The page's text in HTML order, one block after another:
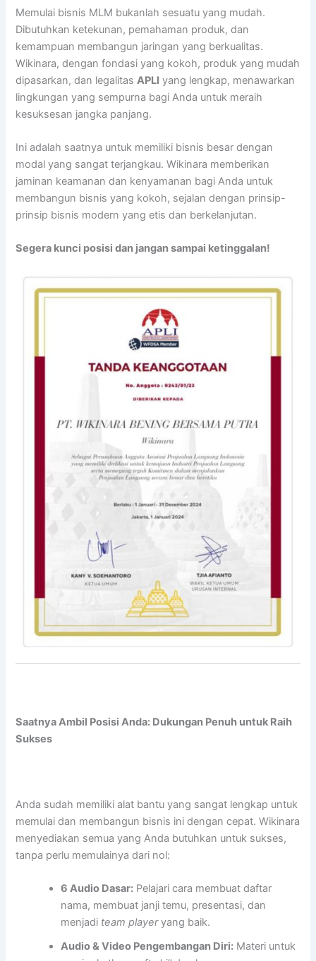
Memulai bisnis MLM bukanlah sesuatu yang mudah.
Dibutuhkan ketekunan, pemahaman produk, dan
kemampuan membangun jaringan yang berkualitas.
Wikinara, dengan fondasi yang kokoh, produk yang mudah
dipasarkan, dan legalitas APLI yang lengkap, menawarkan
lingkungan yang sempurna bagi Anda untuk meraih
kesuksesan jangka panjang.
Ini adalah saatnya untuk memiliki bisnis besar dengan
modal yang sangat terjangkau. Wikinara memberikan
jaminan keamanan dan kenyamanan bagi Anda untuk
membangun bisnis yang kokoh, sejalan dengan prinsip-
prinsip bisnis modern yang etis dan berkelanjutan.
Segera kunci posisi dan jangan sampai ketinggalan!
Saatnya Ambil Posisi Anda: Dukungan Penuh untuk Raih
Sukses
Anda sudah memiliki alat bantu yang sangat lengkap untuk
memulai dan membangun bisnis ini dengan cepat. Wikinara
menyediakan semua yang Anda butuhkan untuk sukses,
tanpa perlu memulainya dari nol:
6 Audio Dasar: Pelajari cara membuat daftar
nama, membuat janji temu, presentasi, dan
menjadi team playeryang baik.
Audio & Video Pengembangan Diri: Materi untuk